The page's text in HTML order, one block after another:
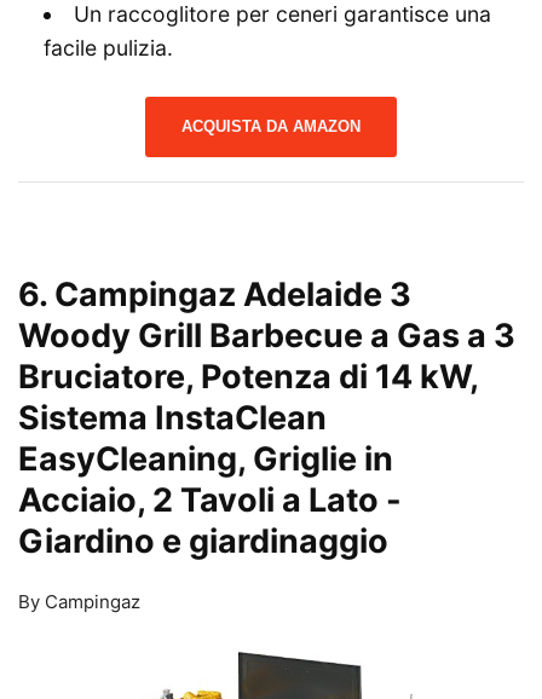
Un raccoglitore per ceneri garantisce una
facile pulizia.
ACQUISTA DA AMAZON
6. Campingaz Adelaide 3
Woody Grill Barbecue a Gas a 3
Bruciatore, Potenza di 14 kW,
Sistema InstaClean
EasyCleaning, Griglie in
Acciaio, 2 Tavoli a Lato -
Giardino e giardinaggio
By Campingaz